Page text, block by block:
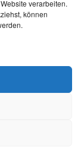
verarbeiten.
können
in den
-